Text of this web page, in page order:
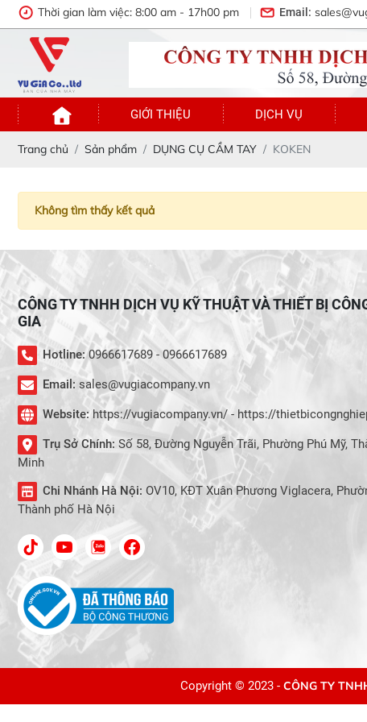
Thời gian làm việc: 8:00 am - 17h00 pm Email:
GIỚI THIỆU DỊCH VỤ
Trang chủ Sản phẩm DỤNG CỤ CẦM TAY KOKEN
Không tìm thấy kết quả
CÔNG TY TNHH DỊCH VỤ KỸ THUẬT VÀ THIẾT BỊ
GIA
Hotline:0966617689 - 0966617689
Email: sales@vugiacompany.vn
Website: https://vugiacompany.vn/ - https://
Trụ Sở Chính: Số 58, Đường Nguyễn Trãi, Phường Phú Mỹ,
Minh
Chi Nhánh Hà Nội: OV10, KĐT Xuân Phương Viglacera,
Thành phố Hà Nội
Copyright © 2023 - CÔNG TY